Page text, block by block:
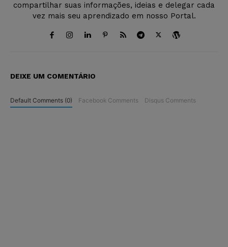
compartilhar suas informações, ideias e delegar cada
vez mais seu aprendizado em nosso Portal.
DEIXE UM COMENTÁRIO
Default Comments (0) Facebook Comments Disqus Comments